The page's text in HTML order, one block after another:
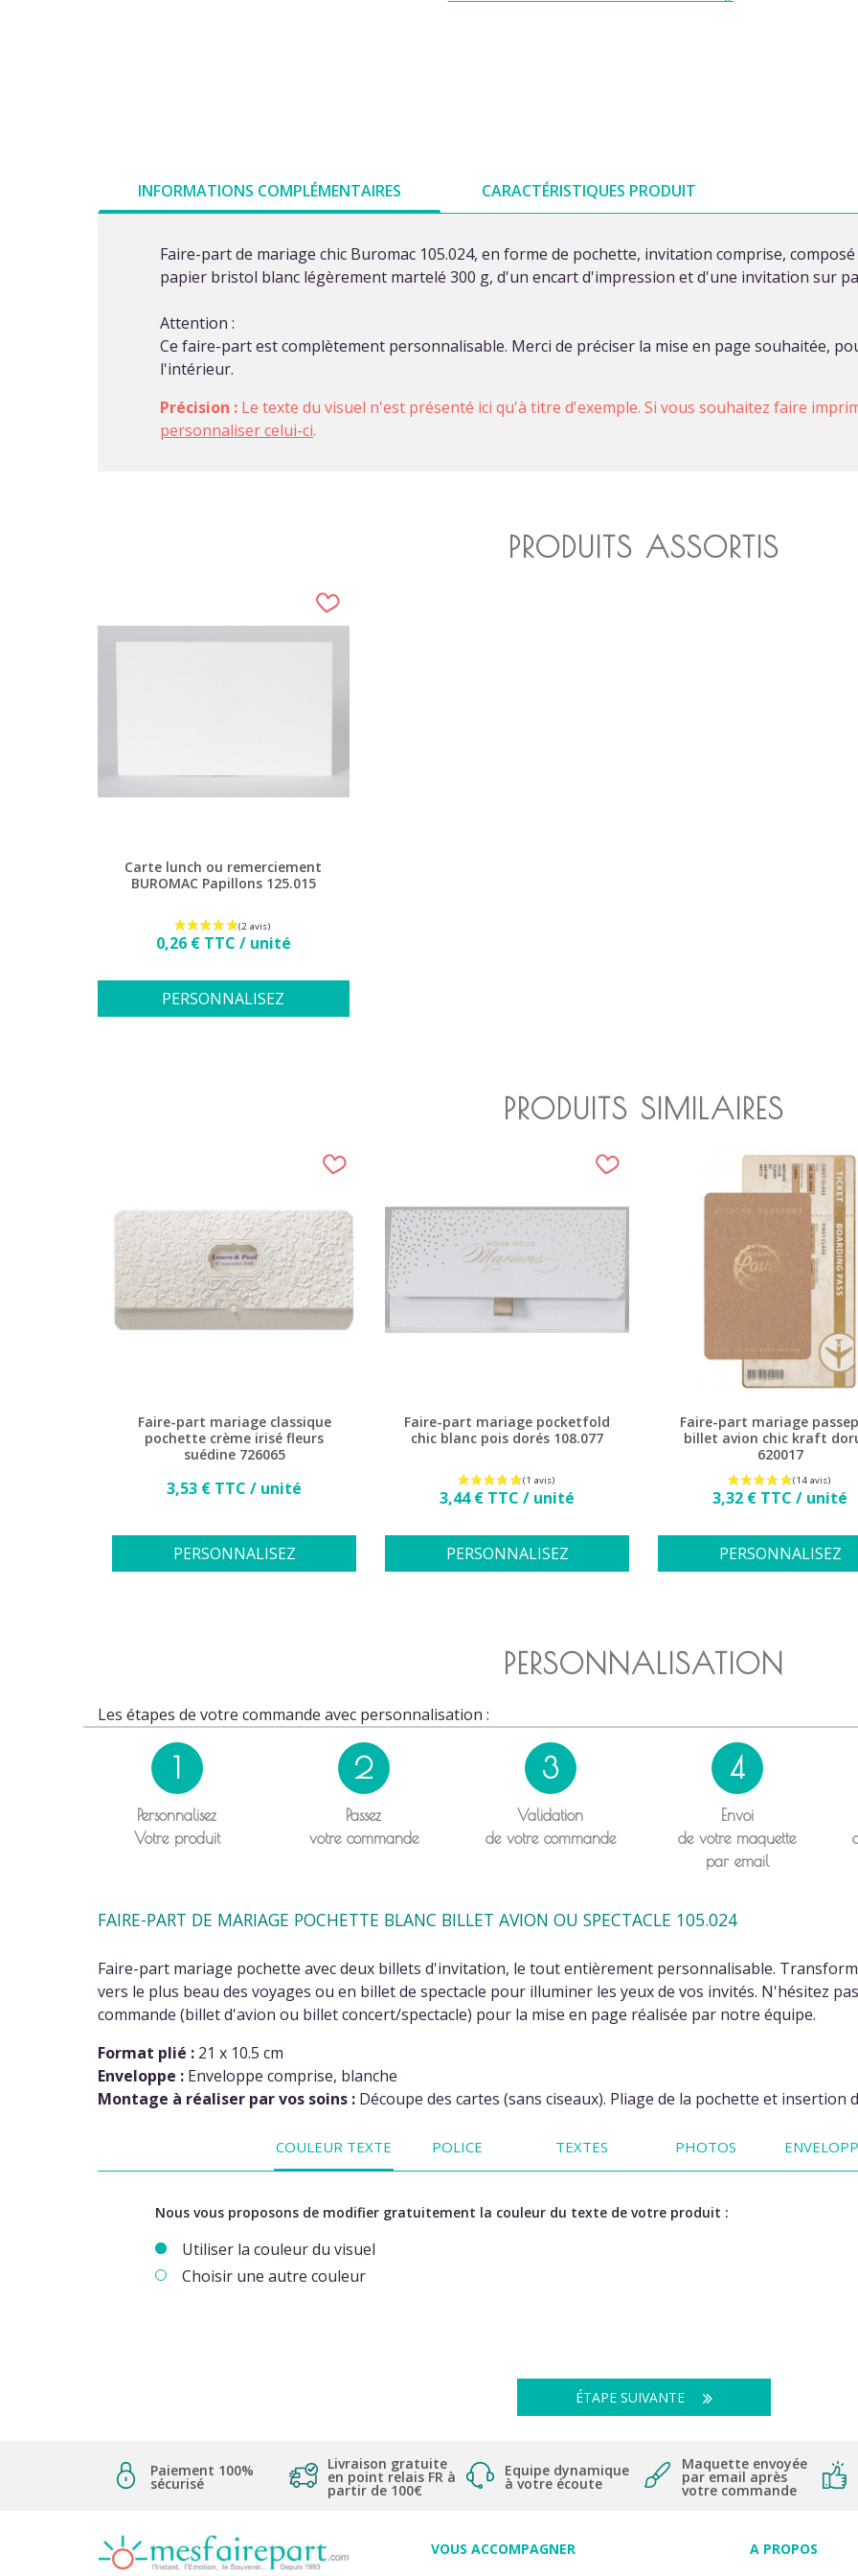
INFORMATIONS COMPLÉMENTAIRES CARACTÉRISTIQUES PRODUIT
Faire-part de mariage chic Buromac 105.024, en forme de pochette, invitation comprise,
papier bristol blanc légèrement martelé 300 g, d'un encart d'impression et d'une invitation sur
Attention :
Ce faire-part est complètement personnalisable. Merci de préciser la mise en page souhaitée,
l'intérieur.
Précision : Le texte du visuel n'est présenté ici qu'à titre d'exemple. Si vous souhaitez faire
personnaliser celui-ci.
PRODUITS ASSORTIS
Carte lunch ou remerciement
BUROMAC Papillons 125.015
Prix
0,26 € TTC / unité
PERSONNALISEZ
PRODUITS SIMILAIRES
Faire-part mariage classique
pochette crème irisé fleurs
suédine 726065
Prix
3,53 € TTC / unité
PERSONNALISEZ
Faire-part mariage pocketfold
chic blanc pois dorés 108.077
Prix
3,44 € TTC / unité
PERSONNALISEZ
Faire-part mariage
billet avion chic kraft
620017
Prix
3,32 € TTC / unité
PERSONNALISEZ
PERSONNALISATION
Les étapes de votre commande avec personnalisation :
1
Personnalisez
Votre produit
2
Passez
votre commande
3
Validation
de votre commande
4
Envoi
de votre maquette
par email
FAIRE-PART DE MARIAGE POCHETTE BLANC BILLET AVION OU SPECTACLE 105.024
Faire-part mariage pochette avec deux billets d'invitation, le tout entièrement personnalisable.
vers le plus beau des voyages ou en billet de spectacle pour illuminer les yeux de vos invités. N'hésitez
commande (billet d'avion ou billet concert/spectacle) pour la mise en page réalisée par notre équipe.
Format plié : 21 x 10.5 cm
Enveloppe : Enveloppe comprise, blanche
Montage à réaliser par vos soins : Découpe des cartes (sans ciseaux). Pliage de la pochette et insertion
COULEUR TEXTE POLICE TEXTES PHOTOS
Nous vous proposons de modifier gratuitement la couleur du texte de votre produit :
Utiliser la couleur du visuel
Choisir une autre couleur
ÉTAPE SUIVANTE
Paiement 100%
sécurisé
Livraison gratuite
en point relais FR à
partir de 100€
Equipe dynamique
à votre écoute
Maquette envoyée
par email après
votre commande
VOUS ACCOMPAGNER A PROPOS